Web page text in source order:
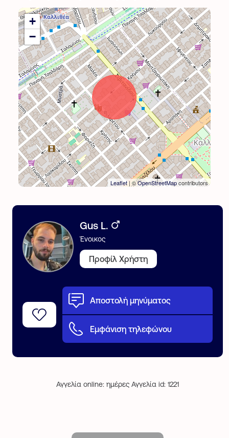
+
−
Leaflet| ©OpenStreetMapcontributors
Gus L.
Ένοικος
Προφίλ Χρήστη
Αποστολή μηνύματος
Εμφάνιση τηλεφώνου
Αγγελία online: ημέρες Αγγελία id: 1221